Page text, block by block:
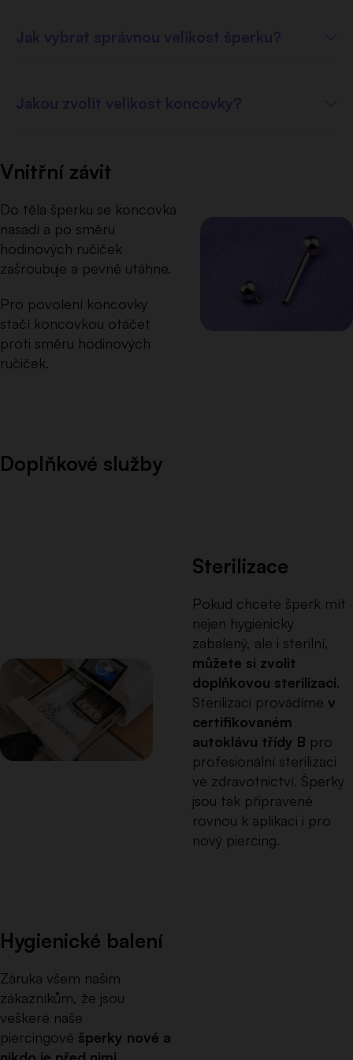
Vnitřní závit
Do těla šperku se koncovka
nasadí a po směru
hodinových ručiček
zašroubuje a pevně utáhne.
Pro povolení koncovky
stačí koncovkou otáčet
proti směru hodinových
ručiček.
Doplňkové služby
Sterilizace
Pokud chcete šperk mít
nejen hygienicky
zabalený, ale i sterilní,
můžete si zvolit
doplňkovou sterilizaci.
Sterilizaci provádíme v
certifikovaném
autoklávu třídy B pro
profesionální sterilizaci
ve zdravotnictví. Šperky
jsou tak připravené
rovnou k aplikaci i pro
nový piercing.
Hygienické balení
Záruka všem našim
zákazníkům, že jsou
veškeré naše
piercingové šperky nové a
nikdo je před nimi